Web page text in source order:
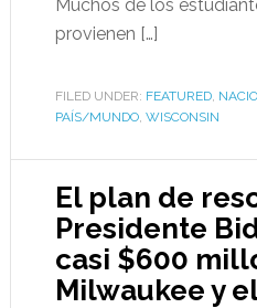
Muchos de los
provienen […]
FILED UNDER: FEATURED,
PAÍS/MUNDO, WISCONSIN
El plan de
Presidente
casi $600
Milwaukee y